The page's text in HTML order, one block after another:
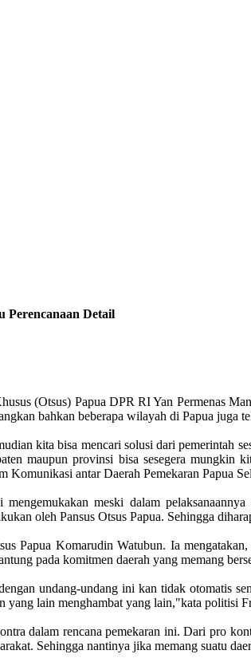
Perencanaan Detail
(Otsus) Papua DPR RI Yan Permenas
bahkan beberapa wilayah di Papua juga
kita bisa mencari solusi dari pemerintah
maupun provinsi bisa sesegera mungkin
antar Daerah Pemekaran Papua
meski dalam
oleh Pansus Otsus Papua. Sehingga
Papua Komarudin Watubun. Ia
pada komitmen daerah yang memang
undang-undang ini kan tidak otomatis
yang lain menghambat yang lain,"kata politisi
dalam rencana pemekaran ini. Dari pro
Sehingga nantinya jika memang suatu